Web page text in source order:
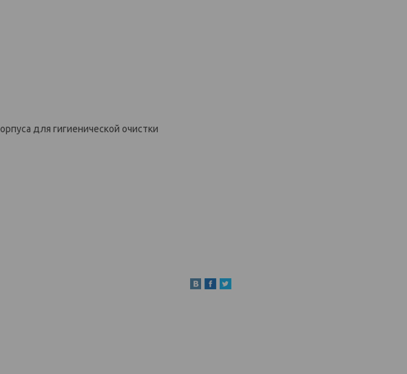
для гигиенической очистки